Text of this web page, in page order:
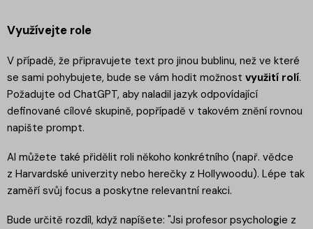
Využívejte role
V případě, že připravujete text pro jinou bublinu, než ve které
se sami pohybujete, bude se vám hodit možnost využití rolí.
Požadujte od ChatGPT, aby naladil jazyk odpovídající
definované cílové skupině, popřípadě v takovém znění rovnou
napište prompt.
AI můžete také přidělit roli někoho konkrétního (např. vědce
z Harvardské univerzity nebo herečky z Hollywoodu). Lépe tak
zaměří svůj focus a poskytne relevantní reakci.
Bude určitě rozdíl, když napíšete: "Jsi profesor psychologie z